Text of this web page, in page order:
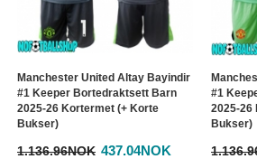
Manchester United Altay Bayindir
#1 Keeper Bortedraktsett Barn
2025-26 Kortermet (+ Korte
Bukser)
1.136.96NOK 437.04NOK
#1
2025-26
Bukser)